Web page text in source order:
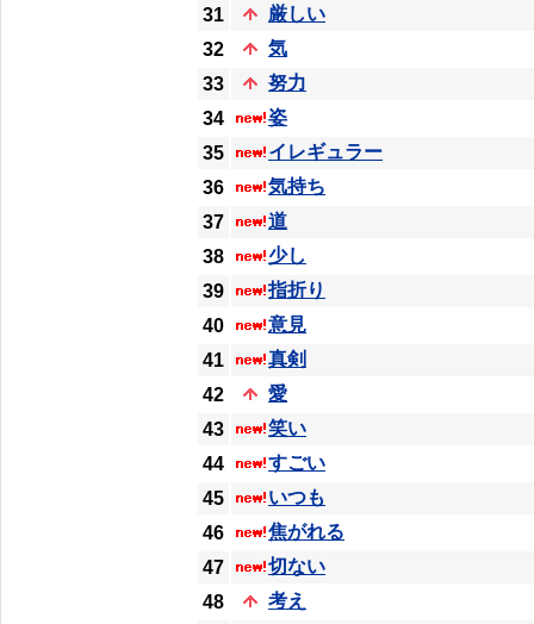
31
厳しい
32
気
33
努力
34
姿
35
イレギュラー
36
気持ち
37
道
38
少し
39
指折り
40
意見
41
真剣
42
愛
43
笑い
44
すごい
45
いつも
46
焦がれる
47
切ない
48
考え